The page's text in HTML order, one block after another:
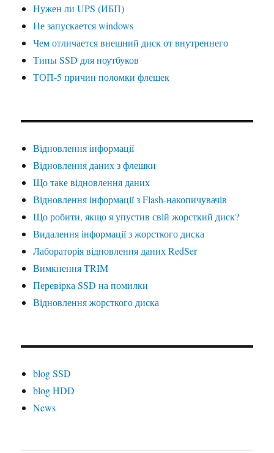
Нужен ли UPS (ИБП)
Не запускается windows
Чем отличается внешний диск от внутреннего
Типы SSD для ноутбуков
ТОП-5 причин поломки флешек
Відновлення інформації
Відновлення даних з флешки
Що таке відновлення даних
Відновлення інформації з Flash-накопичувачів
Що робити, якщо я упустив свій жорсткий диск?
Видалення інформації з жорсткого диска
Лабораторія відновлення даних RedSer
Вимкнення TRIM
Перевірка SSD на помилки
Відновлення жорсткого диска
blog SSD
blog HDD
News